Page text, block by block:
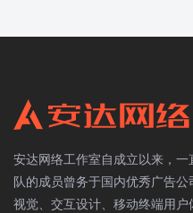
安达网络工作室自成立以来，
队的成员曾务于国内优秀广告
视觉、交互设计、移动终端用